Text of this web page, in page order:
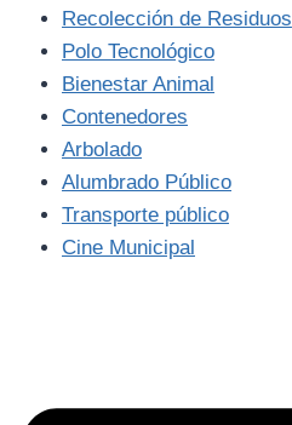
Recolección de Residuos
Polo Tecnológico
Bienestar Animal
Contenedores
Arbolado
Alumbrado Público
Transporte público
Cine Municipal